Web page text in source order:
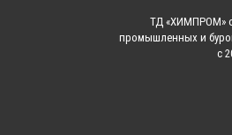
ТД «ХИМПРОМ»
промышленных и
с